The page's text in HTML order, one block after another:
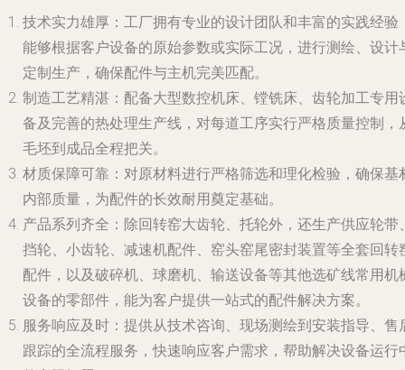
技术实力雄厚 ：工厂拥有专业的设计团队和丰富的实践经验
能够根据客户设备的原始参数或实际工况，进行测绘、设计
定制生产，确保配件与主机完美匹配。
制造工艺精湛 ：配备大型数控机床、镗铣床、齿轮加工专用
备及完善的热处理生产线，对每道工序实行严格质量控制，
毛坯到成品全程把关。
材质保障可靠 ：对原材料进行严格筛选和理化检验，确保基
内部质量，为配件的长效耐用奠定基础。
产品系列齐全 ：除回转窑大齿轮、托轮外，还生产供应轮带
挡轮、小齿轮、减速机配件、窑头窑尾密封装置等全套回转
配件，以及破碎机、球磨机、输送设备等其他选矿线常用机
设备的零部件，能为客户提供一站式的配件解决方案。
服务响应及时 ：提供从技术咨询、现场测绘到安装指导、售
跟踪的全流程服务，快速响应客户需求，帮助解决设备运行